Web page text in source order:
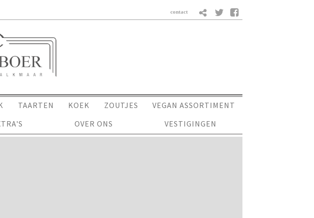
TAARTEN KOEK ZOUTJES
VEGAN ASSORTIMENT
OVER ONS VESTIGINGEN